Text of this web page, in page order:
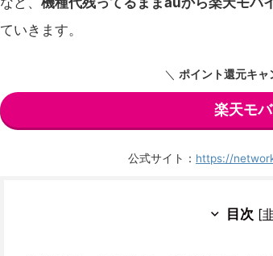
ていきます。
＼ ポイント還元キャ
楽天モ
公式サイト： https://
目次 [